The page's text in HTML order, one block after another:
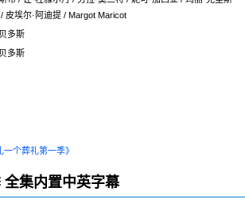
皮埃尔·阿迪提 / Margot Maricot
多斯
多斯
一个葬礼第一季》
全集内置中英字幕